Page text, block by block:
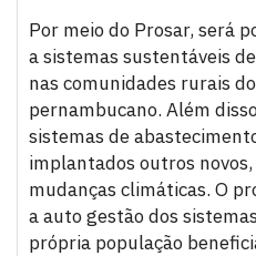
Por meio do Prosar, será
a sistemas sustentáveis
nas comunidades rurais
pernambucano. Além
sistemas de
implantados outros
mudanças climáticas. O
a auto gestão dos
própria população